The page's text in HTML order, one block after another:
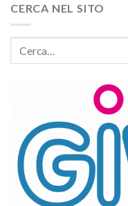
CERCA NEL SITO